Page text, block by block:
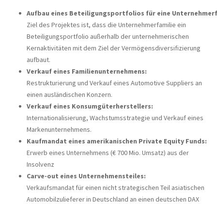
Aufbau eines Beteiligungsportfolios für eine
Ziel des Projektes ist, dass die Unternehmerfamilie ein
Beteiligungsportfolio außerhalb der unternehmerischen
Kernaktivitäten mit dem Ziel der Vermögensdiversifizierung
aufbaut.
Verkauf eines Familienunternehmens:
Restrukturierung und Verkauf eines Automotive Suppliers an
einen ausländischen Konzern.
Verkauf eines Konsumgüterherstellers:
Internationalisierung, Wachstumsstrategie und Verkauf eines
Markenunternehmens.
Kaufmandat eines amerikanischen Private Equity Funds:
Erwerb eines Unternehmens (€ 700 Mio. Umsatz) aus der
Insolvenz
Carve-out eines Unternehmensteiles:
Verkaufsmandat für einen nicht strategischen Teil asiatischen
Automobilzulieferer in Deutschland an einen deutschen DAX